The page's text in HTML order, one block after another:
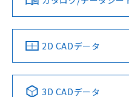
タイムチャート
上、n: 24mm以上
検出領域
ソフトウェアの使用条件
中国 RoHS 注意事項・
LR型式承認
（イギリス
船舶規格）
DNV型式
（ノルウ
No No
2D CADデータ
3D CADデータ